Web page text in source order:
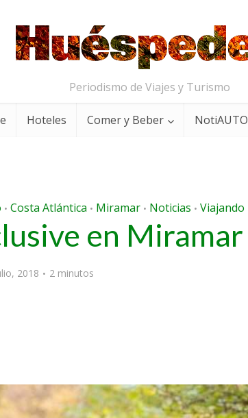
Periodismo de Viajes y Turismo
Hoteles Comer y Beber NotiAUTO
• Costa Atlántica • Miramar • Noticias • Viajando
en Miramar
2018 2 minutos